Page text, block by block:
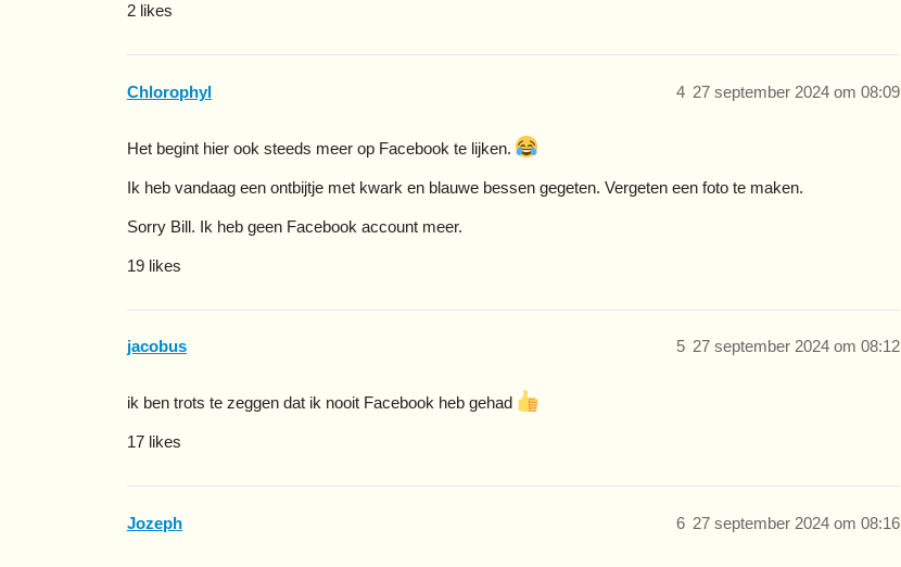
2 likes
Chlorophyl 27 september 2024 om 08:09
4
Het begint hier ook steeds meer op Facebook te lijken.
Ik heb vandaag een ontbijtje met kwark en blauwe bessen gegeten. Vergeten een foto te maken.
Sorry Bill. Ik heb geen Facebook account meer.
19 likes
jacobus 27 september 2024 om 08:12
5
ik ben trots te zeggen dat ik nooit Facebook heb gehad
17 likes
Jozeph 27 september 2024 om 08:16
6